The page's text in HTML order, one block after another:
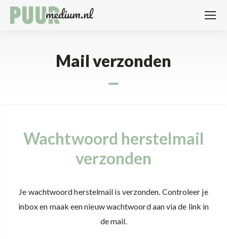
Mail verzonden
Wachtwoord herstelmail
verzonden
Je wachtwoord herstelmail is verzonden. Controleer je
inbox en maak een nieuw wachtwoord aan via de link in
de mail.